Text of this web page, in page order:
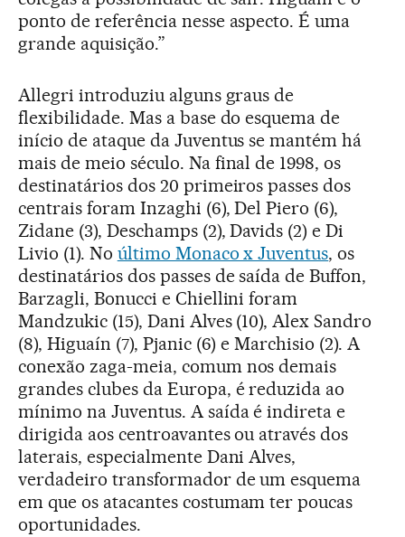
ponto de referência nesse aspecto. É uma
grande aquisição.”
Allegri introduziu alguns graus de
flexibilidade. Mas a base do esquema de
início de ataque da Juventus se mantém há
mais de meio século. Na final de 1998, os
destinatários dos 20 primeiros passes dos
centrais foram Inzaghi (6), Del Piero (6),
Zidane (3), Deschamps (2), Davids (2) e Di
Livio (1). No último Monaco x Juventus, os
destinatários dos passes de saída de Buffon,
Barzagli, Bonucci e Chiellini foram
Mandzukic (15), Dani Alves (10), Alex Sandro
(8), Higuaín (7), Pjanic (6) e Marchisio (2). A
conexão zaga-meia, comum nos demais
grandes clubes da Europa, é reduzida ao
mínimo na Juventus. A saída é indireta e
dirigida aos centroavantes ou através dos
laterais, especialmente Dani Alves,
verdadeiro transformador de um esquema
em que os atacantes costumam ter poucas
oportunidades.